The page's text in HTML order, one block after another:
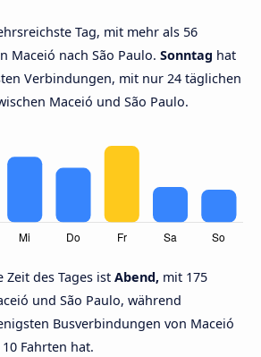
Tag, mit mehr als 56
Maceió nach São Paulo. Sonntag hat
Verbindungen, mit nur 24 täglichen
Maceió und São Paulo.
des Tages ist Abend, mit 175
und São Paulo, während
Busverbindungen von Maceió
Fahrten hat.